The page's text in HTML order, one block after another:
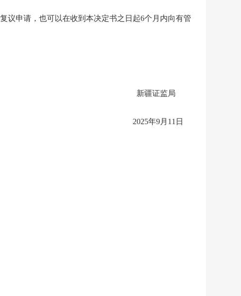
议申请，也可以在收到本决定书之日起6个月内向有管
新疆证监局
2025年9月 11 日